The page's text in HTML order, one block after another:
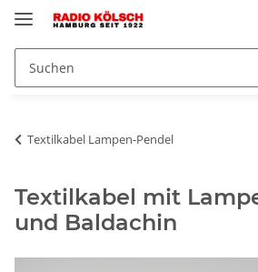
Textilkabel Lampen-Pendel
Textilkabel mit
und Baldachin